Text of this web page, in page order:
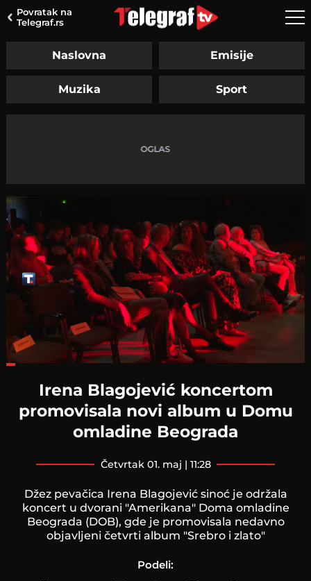
Povratak na
Telegraf.rs
Naslovna Emisije
Muzika Sport
Irena Blagojević koncertom
promovisala novi album u Domu
omladine Beograda
četvrtak 01. maj | 11:28
Džez pevačica Irena Blagojević sinoć je održala
koncert u dvorani "Amerikana" Doma omladine
Beograda (DOB), gde je promovisala nedavno
objavljeni četvrti album "Srebro i zlato"
Podeli: